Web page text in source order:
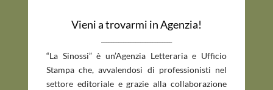
Vieni a trovarmi in Agenzia!
“La Sinossi” è un’Agenzia Letteraria e Ufficio
Stampa che, avvalendosi di professionisti nel
settore editoriale e grazie alla collaborazione